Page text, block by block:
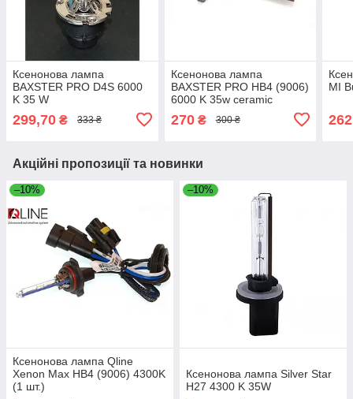
Ксенонова лампа
BAXSTER PRO D4S 6000
K 35 W
299,70 ₴ 333 ₴
Ксенонова лампа
BAXSTER PRO HB4 (9006)
6000 K 35w ceramic
270₴ 300 ₴
MI
Акційні пропозиції та новинки
–10%
Ксенонова лампа Qline
Xenon Max HB4 (9006) 4300K
(1 шт.)
–10%
Ксенонова лампа Silver Star
H27 4300 K 35W